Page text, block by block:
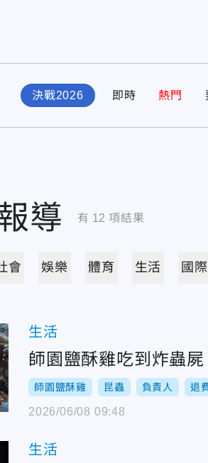
決戰2026 即時 熱門
導 有 12 項結果
會 娛樂 體育 生活 國際
生活
師園鹽酥雞吃到炸蟲
師園鹽酥雞 昆蟲 負責人 退
2026/06/08 09:48
生活